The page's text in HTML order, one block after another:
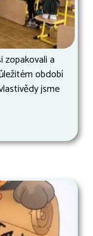
zopakovali a
období
jsme